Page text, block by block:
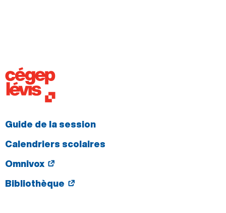
Guide de la session
Calendriers scolaires
Omnivox
Bibliothèque